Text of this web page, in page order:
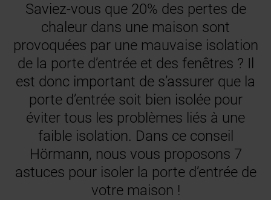
Saviez-vous que 20% des pertes de
chaleur dans une maison sont
provoquées par une mauvaise isolation
de la porte d’entrée et des fenêtres ? Il
est donc important de s’assurer que la
porte d’entrée soit bien isolée pour
éviter tous les problèmes liés à une
faible isolation. Dans ce conseil
Hörmann, nous vous proposons 7
astuces pour isoler la porte d’entrée de
votre maison !